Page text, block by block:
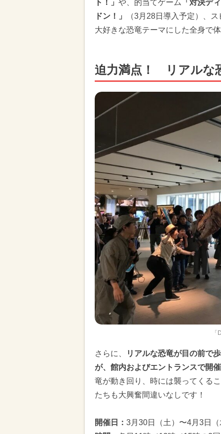
ト！」 や、的当てゲーム
「対決デ
ドン！」
（3月28日導入予定）、
大好きな恐竜テーマにした全身で
迫力満点！ リアルな
さらに、
リアルな恐竜が目の前で
が、館内およびエントランスで開
竜が動き回り、時には襲ってくる
たちも大興奮間違いなしです！
開催日： 3月30日（土）〜4月3日